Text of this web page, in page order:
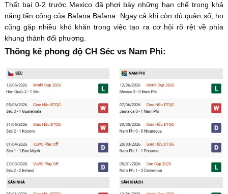
Thất bại 0-2 trước Mexico đã phơi bày những hạn chế trong khả
năng tấn công của Bafana Bafana. Ngay cả khi còn đủ quân số, họ
cũng gặp nhiều khó khăn trong việc tạo ra cơ hội rõ rệt về phía
khung thành đối phương.
Thống kê phong độ CH Séc vs Nam Phi: